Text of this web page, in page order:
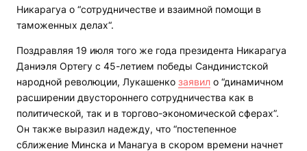
Никарагуа о “сотрудничестве и взаимной помощи в
таможенных делах“.
Поздравляя 19 июля того же года президента Никарагуа
Даниэля Ортегу с 45-летием победы Сандинистской
народной революции, Лукашенко заявил о “динамичном
расширении двустороннего сотрудничества как в
политической, так и в торгово-экономической сферах”.
Он также выразил надежду, что “постепенное
сближение Минска и Манагуа в скором времени начнет